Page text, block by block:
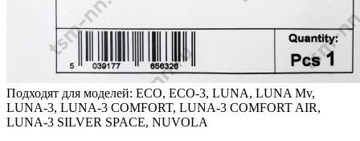
Подходят для моделей: ECO, ECO-3, LUNA, LUNA Mv,
LUNA-3, LUNA-3 COMFORT, LUNA-3 COMFORT AIR,
LUNA-3 SILVER SPACE, NUVOLA